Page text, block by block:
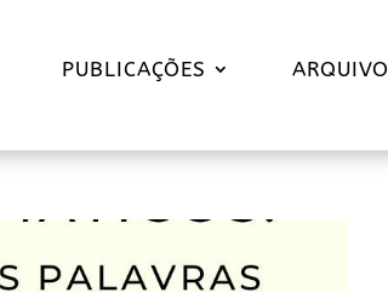
PUBLICAÇÕES ARQUIVO